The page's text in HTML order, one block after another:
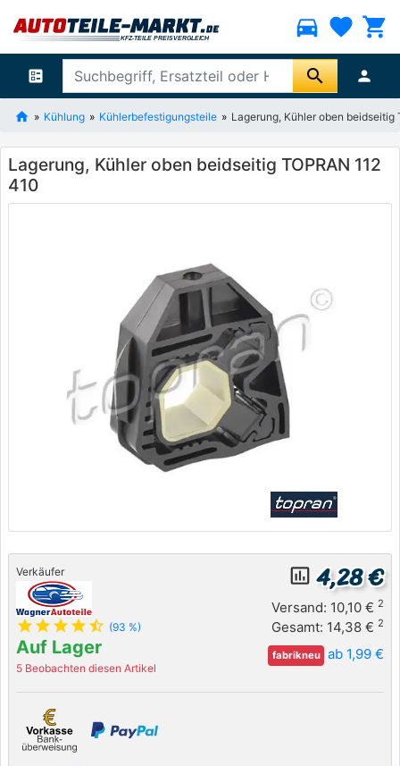
directions_car favorite shopping_cart
ballot search person
Kühlung Kühlerbefestigungsteile Lagerung, Kühler oben beidseitig
Lagerung, Kühler oben beidseitig TOPRAN 112
410
Verkäufer
star star star star star_half (93 %)
Auf Lager
5 Beobachten diesen Artikel
insert_chart_outlined 4,28 €
Versand: 10,10 € 2
Gesamt: 14,38 € 2
fabrikneu ab 1,99 €